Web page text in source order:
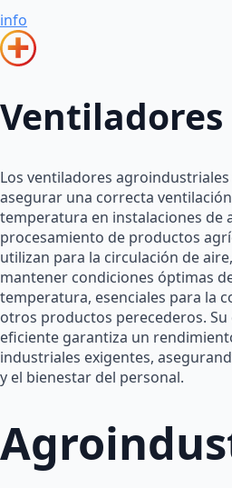
info
Ventiladores
Los ventiladores
asegurar una correcta
temperatura en instalaciones de
procesamiento de productos
utilizan para la circulación de
mantener condiciones óptimas
temperatura, esenciales para la
otros productos perecederos.
eficiente garantiza un
industriales exigentes,
y el bienestar del personal.